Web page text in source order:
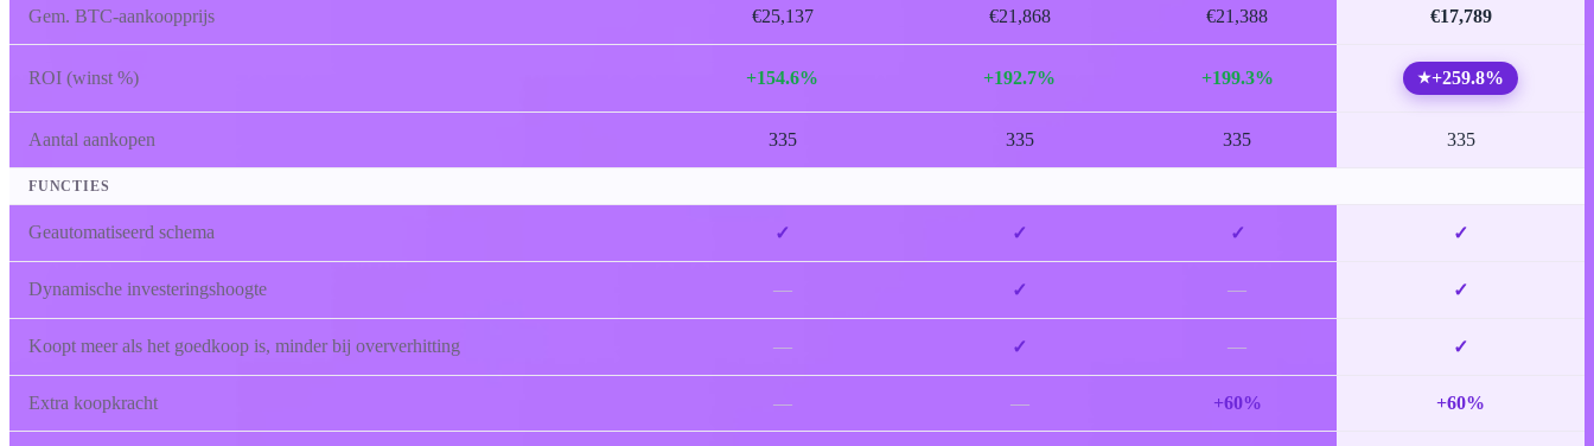
Gem. BTC-aankoopprijs €25,137 €21,868 €21,388 €17,789
ROI (winst %) +154.6% +192.7% +199.3% ★+259.8%
Aantal aankopen 335 335 335 335
FUNCTIES
Geautomatiseerd schema ✓ ✓ ✓ ✓
Dynamische investeringshoogte — ✓ — ✓
Koopt meer als het goedkoop is, minder bij oververhitting — ✓ — ✓
Extra koopkracht — — +60% +60%